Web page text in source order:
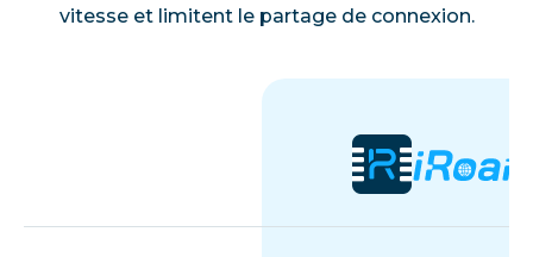
vitesse et limitent le partage de connexion.